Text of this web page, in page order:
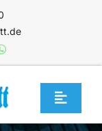
Toggle